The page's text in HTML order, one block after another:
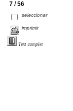
7 / 56
seleccionar
imprimir
Text complet